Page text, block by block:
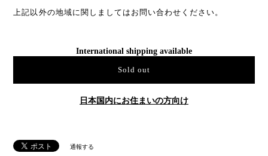
上記以外の地域に関しましてはお問い合わせください。
International shipping available
Sold out
日本国内にお住まいの方向け
通報する